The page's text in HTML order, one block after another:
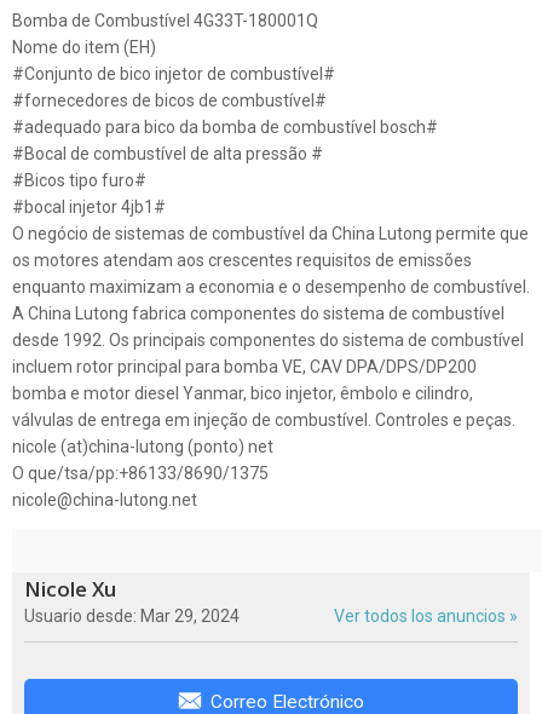
Bomba de Combustível 4G33T-180001Q
Nome do item (EH)
#Conjunto de bico injetor de combustível#
#fornecedores de bicos de combustível#
#adequado para bico da bomba de combustível bosch#
#Bocal de combustível de alta pressão #
#Bicos tipo furo#
#bocal injetor 4jb1#
O negócio de sistemas de combustível da China Lutong permite que
os motores atendam aos crescentes requisitos de emissões
enquanto maximizam a economia e o desempenho de combustível.
A China Lutong fabrica componentes do sistema de combustível
desde 1992. Os principais componentes do sistema de combustível
incluem rotor principal para bomba VE, CAV DPA/DPS/DP200
bomba e motor diesel Yanmar, bico injetor, êmbolo e cilindro,
válvulas de entrega em injeção de combustível. Controles e peças.
nicole (at)china-lutong (ponto) net
O que/tsa/pp:+86133/8690/1375
nicole@china-lutong.net
Nicole Xu
Usuario desde: Mar 29, 2024 Ver todos los anuncios »
Correo Electrónico